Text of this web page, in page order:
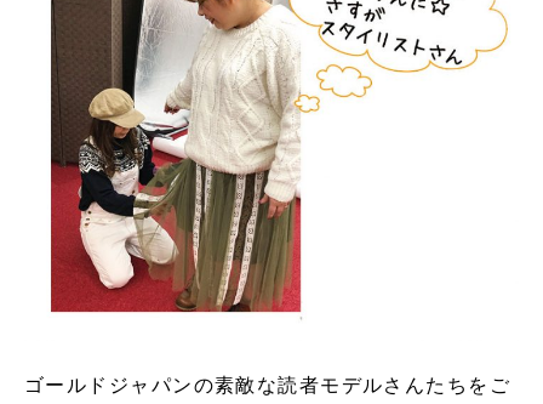
ゴールドジャパンの素敵な読者モデルさんたちをご